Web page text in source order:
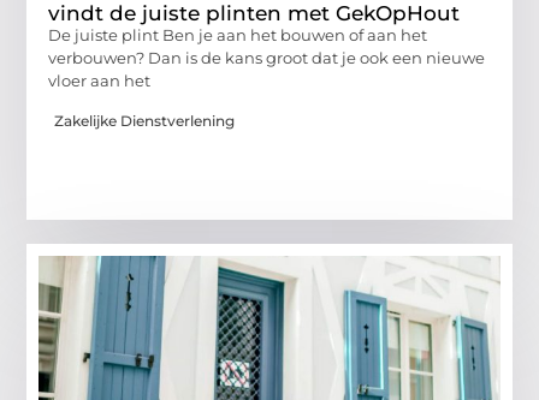
vindt de juiste plinten met GekOpHout
De juiste plint Ben je aan het bouwen of aan het
verbouwen? Dan is de kans groot dat je ook een nieuwe
vloer aan het
Zakelijke Dienstverlening